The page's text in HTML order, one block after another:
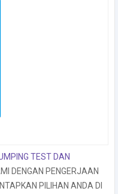
TEST DAN
DENGAN PENGERJAAN
PILIHAN ANDA DI